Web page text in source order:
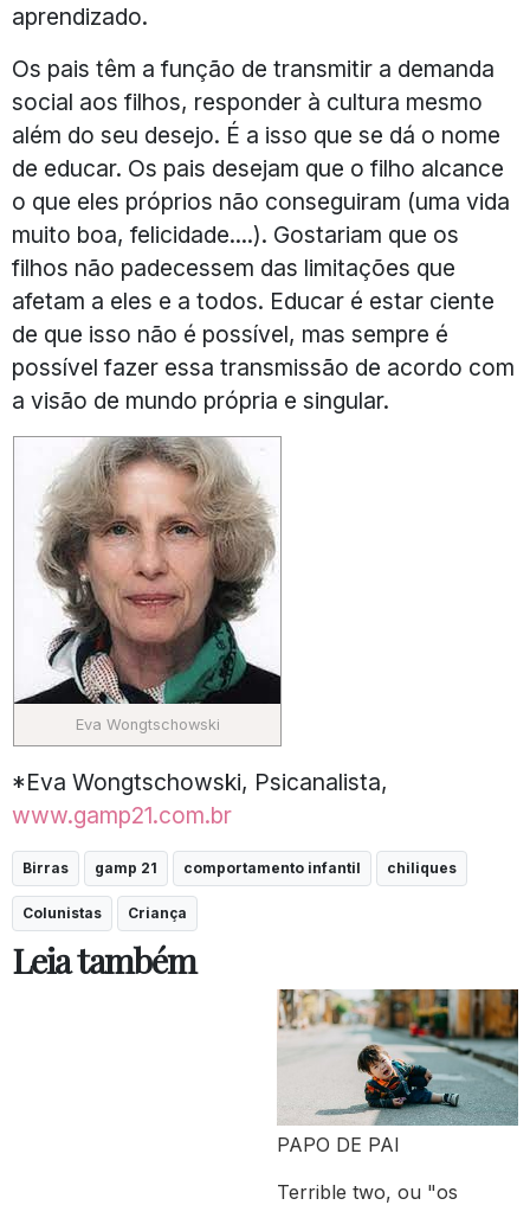
aprendizado.
Os pais têm a função de transmitir a demanda
social aos filhos, responder à cultura mesmo
além do seu desejo. É a isso que se dá o nome
de educar. Os pais desejam que o filho alcance
o que eles próprios não conseguiram (uma vida
muito boa, felicidade....). Gostariam que os
filhos não padecessem das limitações que
afetam a eles e a todos. Educar é estar ciente
de que isso não é possível, mas sempre é
possível fazer essa transmissão de acordo com
a visão de mundo própria e singular.
Eva Wongtschowski
*Eva Wongtschowski, Psicanalista,
www.gamp21.com.br
Birras gamp 21 comportamento infantil chiliques
Colunistas Criança
Leia também
PAPO DE PAI
Terrible two, ou "os